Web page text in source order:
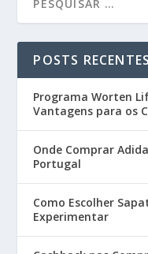
POSTS RECENTES
Programa Worten
Vantagens para os
Onde Comprar
Portugal
Como Escolher
Experimentar